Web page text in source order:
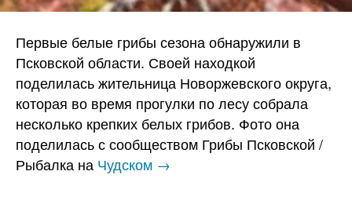
Первые белые грибы сезона обнаружили в
Псковской области. Своей находкой
поделилась жительница Новоржевского округа,
которая во время прогулки по лесу собрала
несколько крепких белых грибов. Фото она
поделилась с сообществом Грибы Псковской /
Рыбалка на Чудском →